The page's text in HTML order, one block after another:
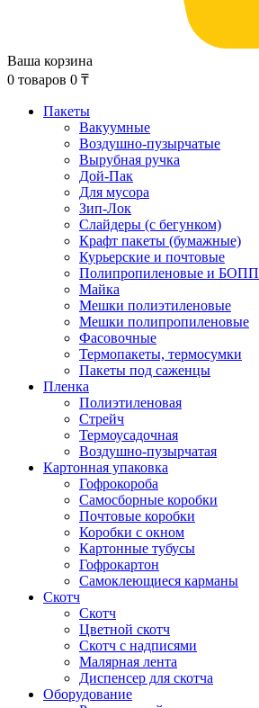
Ваша корзина
0 товаров 0 ₸
Пакеты
Вакуумные
Воздушно-пузырчатые
Вырубная ручка
Дой-Пак
Для мусора
Зип-Лок
Слайдеры (с бегунком)
Крафт пакеты (бумажные)
Курьерские и почтовые
Полипропиленовые и БОПП
Майка
Мешки полиэтиленовые
Мешки полипропиленовые
Фасовочные
Термопакеты, термосумки
Пакеты под саженцы
Пленка
Полиэтиленовая
Стрейч
Термоусадочная
Воздушно-пузырчатая
Картонная упаковка
Гофрокороба
Самосборные коробки
Почтовые коробки
Коробки с окном
Картонные тубусы
Гофрокартон
Самоклеющиеся карманы
Скотч
Скотч
Цветной скотч
Скотч с надписями
Малярная лента
Диспенсер для скотча
Оборудование